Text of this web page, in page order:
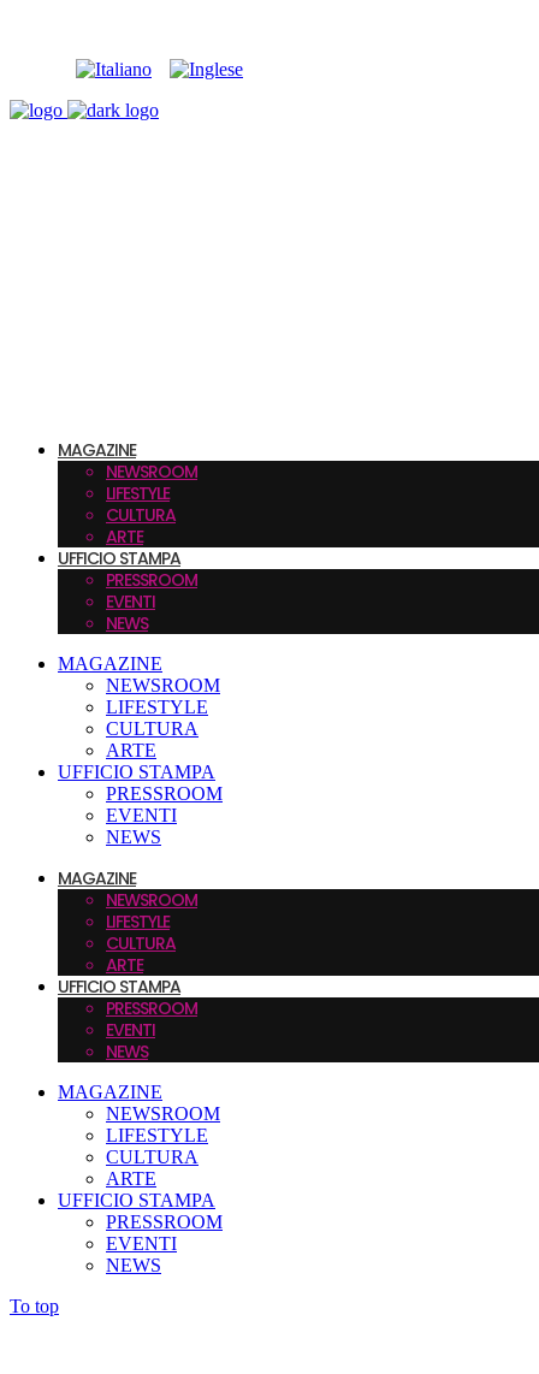
MAGAZINE
NEWSROOM
LIFESTYLE
CULTURA
ARTE
UFFICIO STAMPA
PRESSROOM
EVENTI
NEWS
MAGAZINE
NEWSROOM
LIFESTYLE
CULTURA
ARTE
UFFICIO STAMPA
PRESSROOM
EVENTI
NEWS
MAGAZINE
NEWSROOM
LIFESTYLE
CULTURA
ARTE
UFFICIO STAMPA
PRESSROOM
EVENTI
NEWS
MAGAZINE
NEWSROOM
LIFESTYLE
CULTURA
ARTE
UFFICIO STAMPA
PRESSROOM
EVENTI
NEWS
To top